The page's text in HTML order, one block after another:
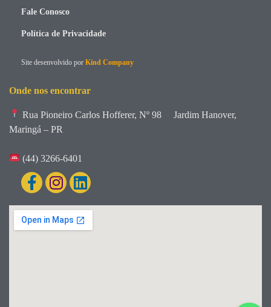
Fale Conosco
Política de Privacidade
Site desenvolvido por Kind Company
Onde nos encontrar
Rua Pioneiro Carlos Hofferer, Nº 98
Jardim Hanover,
Maringá – PR
(44) 3266-6401